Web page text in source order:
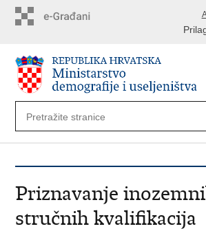
Priznavanje
stručnih kvalifikacija